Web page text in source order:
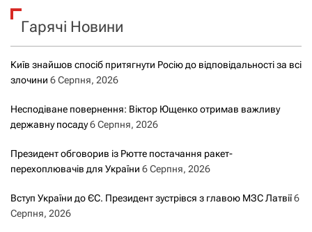
ц
і
я
з
з
а
к
Гарячі Новини
Київ знайшов спосіб притягнути Росію до відповідальності за всі
злочини 6 Серпня, 2026
Несподіване повернення: Віктор Ющенко отримав важливу
державну посаду6 Серпня, 2026
Президент обговорив із Рютте постачання ракет-
перехоплювачів для України 6 Серпня, 2026
Вступ України до ЄС. Президент зустрівся з главою МЗС Латвії6
Серпня, 2026